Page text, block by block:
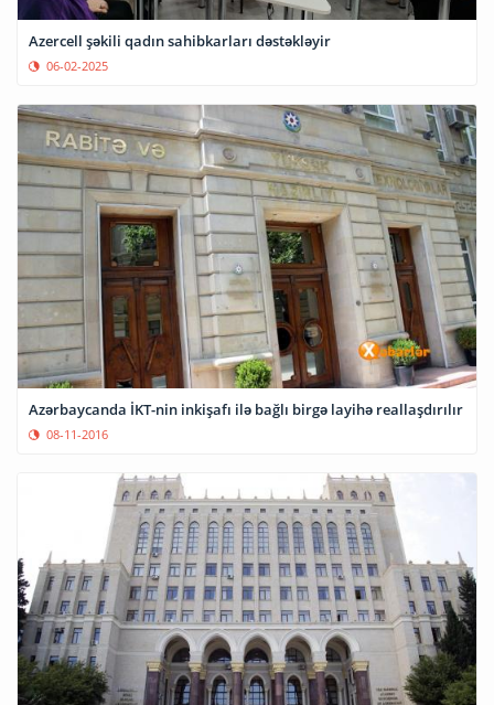
Azercell şəkili qadın sahibkarları dəstəkləyir
06-02-2025
Azərbaycanda İKT-nin inkişafı ilə bağlı birgə layihə reallaşdırılır
08-11-2016